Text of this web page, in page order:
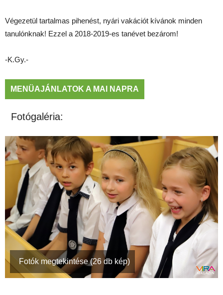
Végezetül tartalmas pihenést, nyári vakációt kívánok minden
tanulónknak! Ezzel a 2018-2019-es tanévet bezárom!
-K.Gy.-
MENÜAJÁNLATOK A MAI NAPRA
Fotógaléria:
Fotók megtekintése (26 db kép)